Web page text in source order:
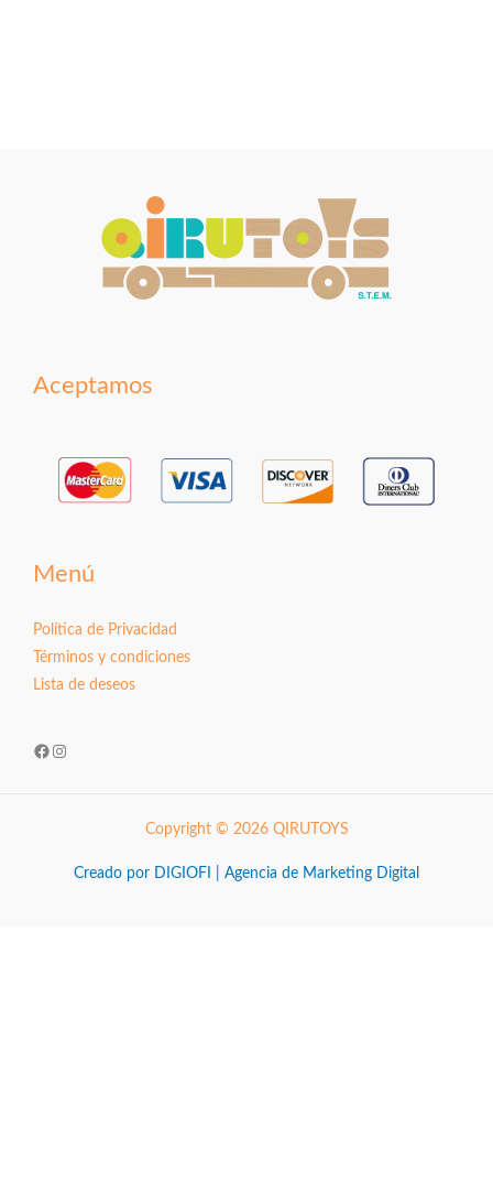
Aceptamos
Menú
Política de Privacidad
Términos y condiciones
Lista de deseos
Facebook
Instagram
Copyright © 2026 QIRUTOYS
Creado por DIGIOFI | Agencia de Marketing Digital